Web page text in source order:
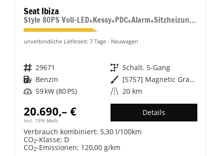
Seat Ibiza
Style 80PS Voll-LED+Kessy+PDC+Alarm+Sitzheizung+Kamera+App-Connect
unverbindliche Lieferzeit: 7 Tage Neuwagen
Fahrzeugnr. 29671 Getriebe Schalt. 5-Gang
Kraftstoff Benzin Außenfarbe
[S7S7] Magnetic Grau Metallic
Leistung 59 kW (80 PS) Kilometerstand 20 km
20.690,– €
incl. 19% MwSt.
Details
Verbrauch kombiniert: 5,30 l/100km
CO2-Klasse: D
CO2-Emissionen: 120,00 g/km